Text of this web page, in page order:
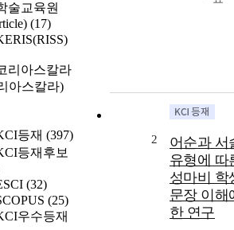
술교육원
(17)
리아스칼라
아스칼라)
등재 (397)
등재후보
(32)
(25)
우수등재
2
어순과 서
유형에 따
성마비 학
문장 이해
한 연구